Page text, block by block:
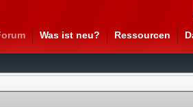
Was ist neu? Ressourcen